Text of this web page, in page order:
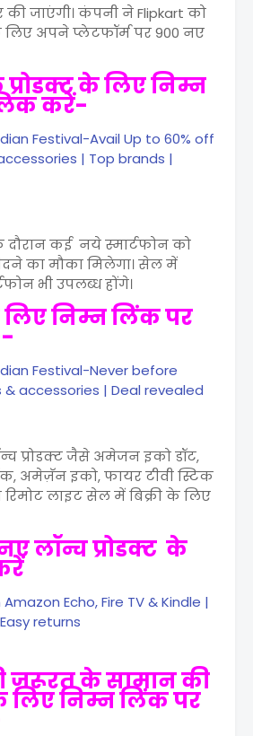
की जाएंगी। कंपनी ने Flipkart को
अपने प्लेटफॉर्म पर 900 नए
प्रोडक्ट के लिए निम्न
करें-
Festival-Avail Up to 60% off
| Top brands |
कई नये स्मार्टफोन को
का मौका मिलेगा। सेल में
भी उपलब्ध होंगे।
निम्न लिंक पर
Festival-Never before
accessories | Deal revealed
प्रोडक्ट जैसे अमेजन इको डॉट,
अमेज़ॅन इको, फायर टीवी स्टिक
लाइट सेल में बिक्री के लिए
लॉन्च प्रोडक्ट के
Echo, Fire TV & Kindle |
returns
ज़रूरत के सामान की
लिए निम्न लिंक पर